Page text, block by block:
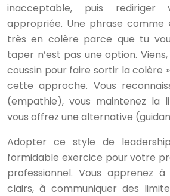
inacceptable, puis
appropriée. Une phrase comme
très en colère parce que tu
taper n’est pas une option.
coussin pour faire sortir la colère
cette approche. Vous
(empathie), vous maintenez la
vous offrez une alternative
Adopter ce style de
formidable exercice pour votre
professionnel. Vous apprenez
clairs, à communiquer des